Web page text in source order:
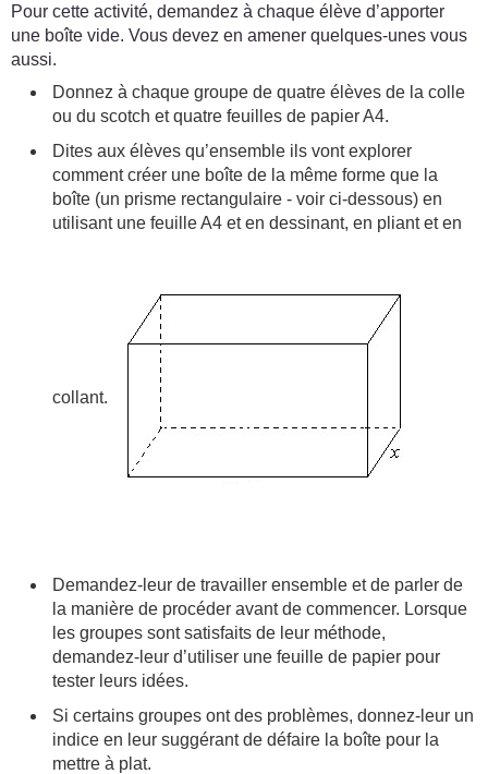
Pour cette activité, demandez à chaque élève d’apporter
une boîte vide. Vous devez en amener quelques-unes vous
aussi.
Donnez à chaque groupe de quatre élèves de la colle
ou du scotch et quatre feuilles de papier A4.
Dites aux élèves qu’ensemble ils vont explorer
comment créer une boîte de la même forme que la
boîte (un prisme rectangulaire - voir ci-dessous) en
utilisant une feuille A4 et en dessinant, en pliant et en
collant.
Demandez-leur de travailler ensemble et de parler de
la manière de procéder avant de commencer. Lorsque
les groupes sont satisfaits de leur méthode,
demandez-leur d’utiliser une feuille de papier pour
tester leurs idées.
Si certains groupes ont des problèmes, donnez-leur un
indice en leur suggérant de défaire la boîte pour la
mettre à plat.